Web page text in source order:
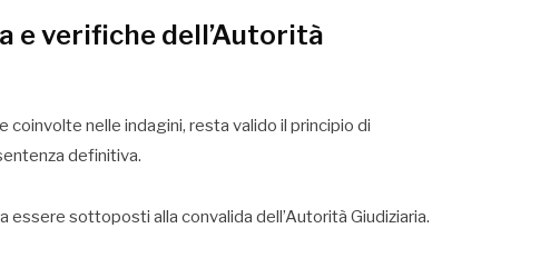
e verifiche dell’Autorità
nelle indagini, resta valido il principio di
definitiva.
essere sottoposti alla convalida dell’Autorità Giudiziaria.